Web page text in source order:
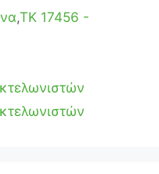
,ΤΚ 17456 -